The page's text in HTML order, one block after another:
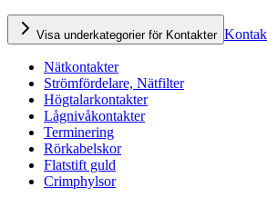
Visa underkategorier för Kontakter
Nätkontakter
Strömfördelare, Nätfilter
Högtalarkontakter
Lågnivåkontakter
Terminering
Rörkabelskor
Flatstift guld
Crimphylsor